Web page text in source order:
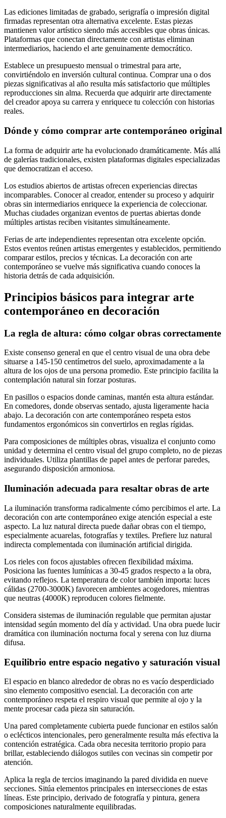
Las ediciones limitadas de grabado, serigrafía o impresión digital
firmadas representan otra alternativa excelente. Estas piezas
mantienen valor artístico siendo más accesibles que obras únicas.
Plataformas que conectan directamente con artistas eliminan
intermediarios, haciendo el arte genuinamente democrático.
Establece un presupuesto mensual o trimestral para arte,
convirtiéndolo en inversión cultural continua. Comprar una o dos
piezas significativas al año resulta más satisfactorio que múltiples
reproducciones sin alma. Recuerda que adquirir arte directamente
del creador apoya su carrera y enriquece tu colección con historias
reales.
Dónde y cómo comprar arte contemporáneo original
La forma de adquirir arte ha evolucionado dramáticamente. Más allá
de galerías tradicionales, existen plataformas digitales especializadas
que democratizan el acceso.
Los estudios abiertos de artistas ofrecen experiencias directas
incomparables. Conocer al creador, entender su proceso y adquirir
obras sin intermediarios enriquece la experiencia de coleccionar.
Muchas ciudades organizan eventos de puertas abiertas donde
múltiples artistas reciben visitantes simultáneamente.
Ferias de arte independientes representan otra excelente opción.
Estos eventos reúnen artistas emergentes y establecidos, permitiendo
comparar estilos, precios y técnicas. La decoración con arte
contemporáneo se vuelve más significativa cuando conoces la
historia detrás de cada adquisición.
Principios básicos para integrar arte
contemporáneo en decoración
La regla de altura: cómo colgar obras correctamente
Existe consenso general en que el centro visual de una obra debe
situarse a 145-150 centímetros del suelo, aproximadamente a la
altura de los ojos de una persona promedio. Este principio facilita la
contemplación natural sin forzar posturas.
En pasillos o espacios donde caminas, mantén esta altura estándar.
En comedores, donde observas sentado, ajusta ligeramente hacia
abajo. La decoración con arte contemporáneo respeta estos
fundamentos ergonómicos sin convertirlos en reglas rígidas.
Para composiciones de múltiples obras, visualiza el conjunto como
unidad y determina el centro visual del grupo completo, no de piezas
individuales. Utiliza plantillas de papel antes de perforar paredes,
asegurando disposición armoniosa.
Iluminación adecuada para resaltar obras de arte
La iluminación transforma radicalmente cómo percibimos el arte. La
decoración con arte contemporáneo exige atención especial a este
aspecto. La luz natural directa puede dañar obras con el tiempo,
especialmente acuarelas, fotografías y textiles. Prefiere luz natural
indirecta complementada con iluminación artificial dirigida.
Los rieles con focos ajustables ofrecen flexibilidad máxima.
Posiciona las fuentes lumínicas a 30-45 grados respecto a la obra,
evitando reflejos. La temperatura de color también importa: luces
cálidas (2700-3000K) favorecen ambientes acogedores, mientras
que neutras (4000K) reproducen colores fielmente.
Considera sistemas de iluminación regulable que permitan ajustar
intensidad según momento del día y actividad. Una obra puede lucir
dramática con iluminación nocturna focal y serena con luz diurna
difusa.
Equilibrio entre espacio negativo y saturación visual
El espacio en blanco alrededor de obras no es vacío desperdiciado
sino elemento compositivo esencial. La decoración con arte
contemporáneo respeta el respiro visual que permite al ojo y la
mente procesar cada pieza sin saturación.
Una pared completamente cubierta puede funcionar en estilos salón
o eclécticos intencionales, pero generalmente resulta más efectiva la
contención estratégica. Cada obra necesita territorio propio para
brillar, estableciendo diálogos sutiles con vecinas sin competir por
atención.
Aplica la regla de tercios imaginando la pared dividida en nueve
secciones. Sitúa elementos principales en intersecciones de estas
líneas. Este principio, derivado de fotografía y pintura, genera
composiciones naturalmente equilibradas.